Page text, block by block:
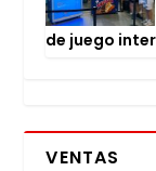
de jue­go
VENTAS